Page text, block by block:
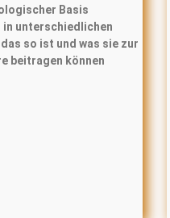
Basis
unterschiedlichen
so ist und was sie zur
beitragen können